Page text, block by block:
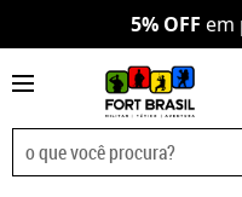
5% OFF em